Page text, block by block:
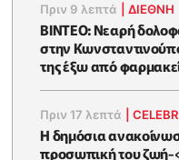
Πριν 9 λεπτά |ΔΙΕΘΝΗ
ΒΙΝΤΕΟ: Νεαρή
στην
της έξω από
Πριν 17 λεπτά |
Η δημόσια
προσωπική του ζωή-